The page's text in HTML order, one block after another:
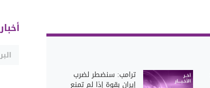
ترامب: سنضطر لضرب
إيران بقوة إذا لم تمنع